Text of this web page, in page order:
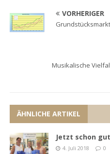
VORHERIGER
Musikalische
ÄHNLICHE ARTIKEL
Jetzt schon
4. Juli 2018 0